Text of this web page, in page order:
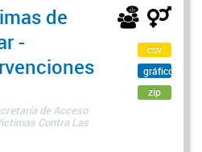
de
-
de Acceso
Contra Las
csv
gráfico
zip